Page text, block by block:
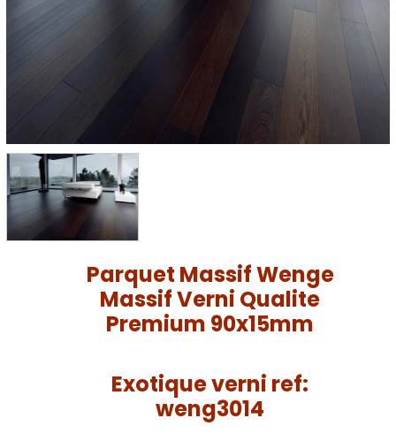
Parquet Massif Wenge
Massif Verni Qualite
Premium 90x15mm
Exotique verni ref:
weng3014